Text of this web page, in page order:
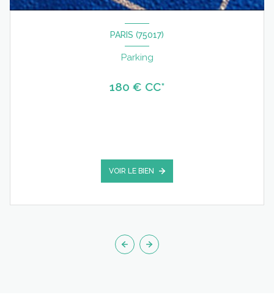
PARIS (75017)
Parking
180 € CC*
VOIR LE BIEN